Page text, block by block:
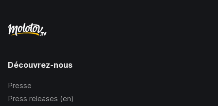
Découvrez-nous
Presse
Press releases (en)